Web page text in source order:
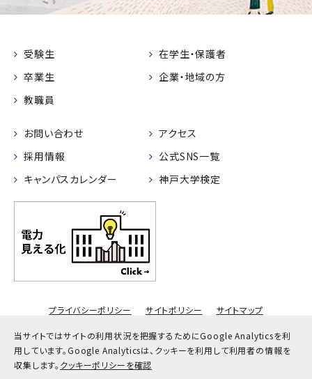
当サイトではサイトの利用状況を把握するためにGoogle Analyticsを利
用しています。Google Analyticsは、クッキーを利用して利用者の情報を
収集します。 クッキーポリシーを確認
受験生
在学生・保護者
卒業生
企業・地域の方
教職員
お問い合わせ
アクセス
採用情報
公式SNS一覧
キャンパスカレンダー
神戸大学検定
プライバシーポリシー サイトポリシー サイトマップ
© Kobe University